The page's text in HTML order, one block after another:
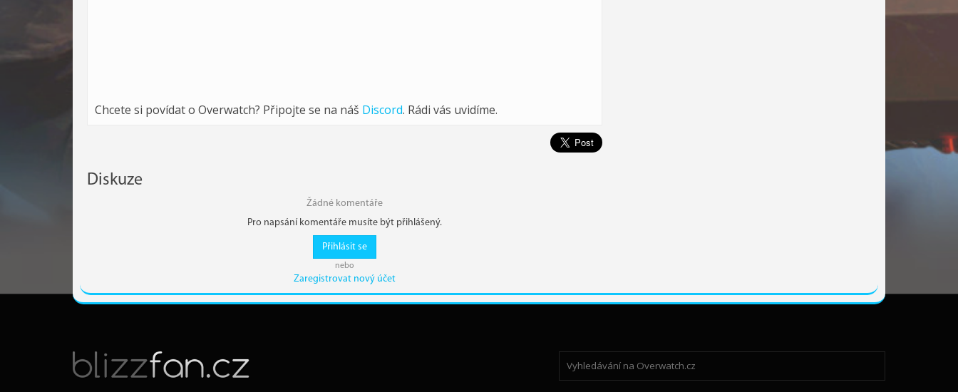
Chcete si povídat o Overwatch? Připojte se na náš Discord. Rádi vás uvidíme.
Diskuze
Žádné komentáře
Pro napsání komentáře musíte být přihlášený.
Přihlásit se
nebo
Zaregistrovat nový účet